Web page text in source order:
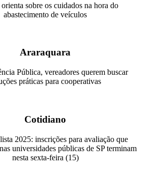
sobre os cuidados na hora do
abastecimento de veículos
Araraquara
Pública, vereadores querem buscar
práticas para cooperativas
Cotidiano
2025: inscrições para avaliação que
universidades públicas de SP terminam
nesta sexta-feira (15)